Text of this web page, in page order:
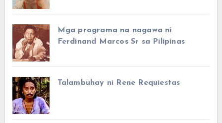
Mga programa na nagawa ni
Ferdinand Marcos Sr sa Pilipinas
Talambuhay ni Rene Requiestas